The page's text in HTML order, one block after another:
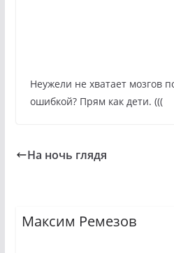
Неужели не хватает мозгов
ошибкой? Прям как дети. (((
На ночь глядя
Максим Ремезов